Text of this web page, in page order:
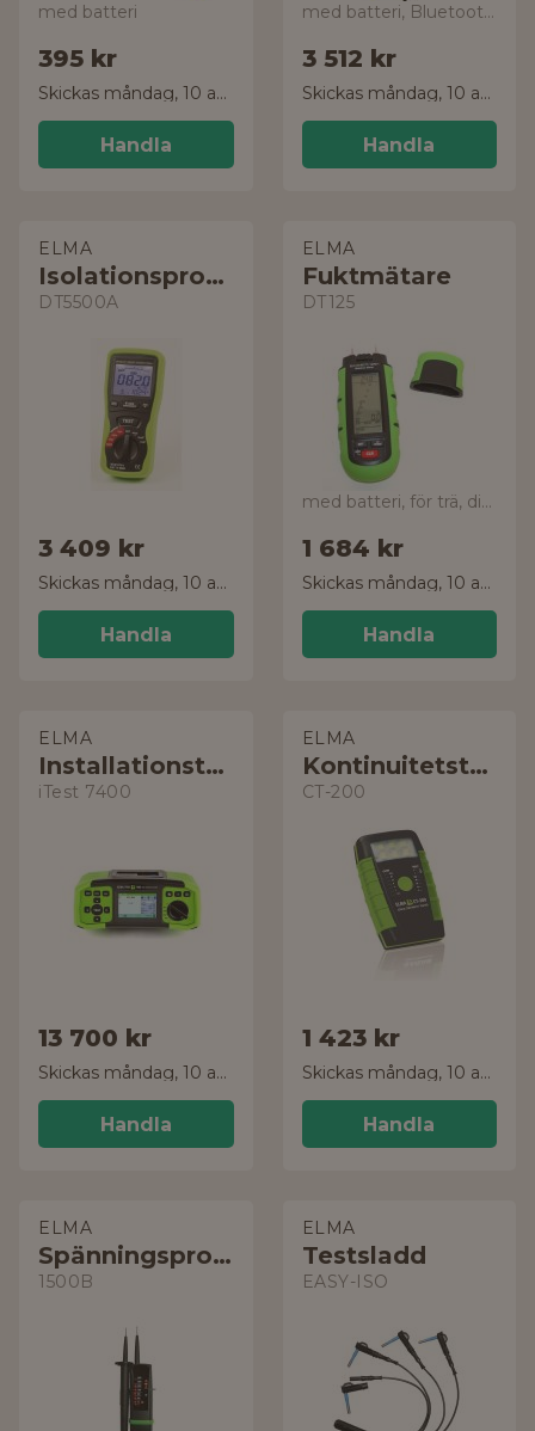
med batteri
395 kr
Skickas måndag, 10 aug.
Handla
med batteri, Bluetooth & REL
3 512 kr
Skickas måndag, 10 aug.
Handla
ELMA
Isolationsprovare
DT5500A
3 409 kr
Skickas måndag, 10 aug.
Handla
ELMA
Fuktmätare
DT125
med batteri, för trä, div. byggnadsmaterial, samt rel. luftfuktighet
1 684 kr
Skickas måndag, 10 aug.
Handla
ELMA
Installationstestare
iTest 7400
13 700 kr
Skickas måndag, 10 aug.
Handla
ELMA
Kontinuitetstestare
CT-200
1 423 kr
Skickas måndag, 10 aug.
Handla
ELMA
Spänningsprovare
1500B
ELMA
Testsladd
EASY-ISO